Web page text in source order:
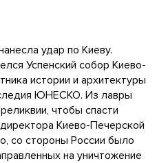
удар по Киеву.
Успенский собор Киево-
истории и архитектуры
ЮНЕСКО. Из лавры
чтобы спасти
Киево-Печерской
со стороны России было
на уничтожение